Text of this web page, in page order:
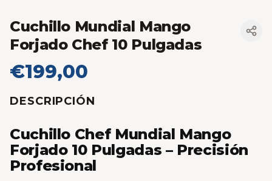
Cuchillo Mundial Mango
Forjado Chef 10 Pulgadas
€199,00
DESCRIPCIÓN
Cuchillo Chef Mundial Mango
Forjado 10 Pulgadas – Precisión
Profesional